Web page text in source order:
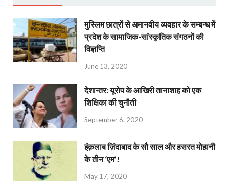
मुस्लिम छात्रों से अमानवीय व्यवहार के सम्बन्ध में
प्रदेश के सामाजिक-सांस्कृतिक संगठनों की
विज्ञप्ति
June 13, 2020
देशान्‍तर: यूरोप के आखिरी तानाशाह को एक
शिक्षिका की चुनौती
September 6, 2020
इंक़लाब ज़िंदाबाद के सौ साल और हसरत मोहानी
के तीन ‘एम’!
May 17, 2020